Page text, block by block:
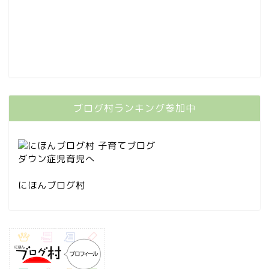
ブログ村ランキング参加中
にほんブログ村